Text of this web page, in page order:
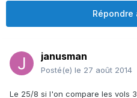
Répondre
janusman
Posté(e) le 27 août 2014
Le 25/8 si l'on compare les vols